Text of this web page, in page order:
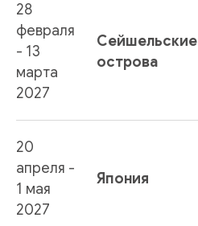
28
февраля
- 13
марта
2027
Сейшельские
острова
20
апреля -
1 мая
2027
Япония